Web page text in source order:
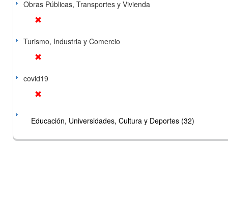
Obras Públicas, Transportes y Vivienda
Turismo, Industria y Comercio
covid19
Educación, Universidades, Cultura y Deportes (32)